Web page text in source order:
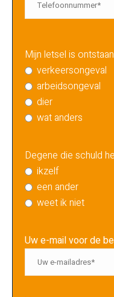
Mijn letsel is
verkeersongeval
arbeidsongeval
dier
wat anders
Degene die schuld
ikzelf
een ander
weet ik niet
Uw e-mail voor de